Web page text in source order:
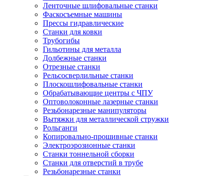
Ленточные шлифовальные станки
Фаскосъемные машины
Прессы гидравлические
Станки для ковки
Трубогибы
Гильотины для металла
Долбежные станки
Отрезные станки
Рельсосверлильные станки
Плоскошлифовальные станки
Обрабатывающие центры с ЧПУ
Оптоволоконные лазерные станки
Резьбонарезные манипуляторы
Вытяжки для металлической стружки
Рольганги
Копировально-прошивные станки
Электроэрозионные станки
Станки тоннельной сборки
Станки для отверстий в трубе
Резьбонарезные станки